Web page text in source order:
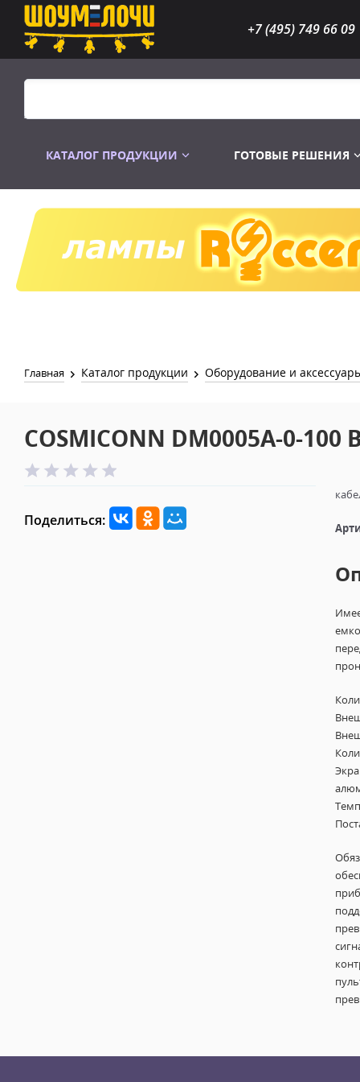
+7 (495) 749 66 09
КАТАЛОГ ПРОДУКЦИИ
Распродажа Лампы
ГОТОВЫЕ РЕШЕНИЯ
Главная Каталог продукции Оборудование и
COSMICONN DM0005A-0-100
Поделиться: